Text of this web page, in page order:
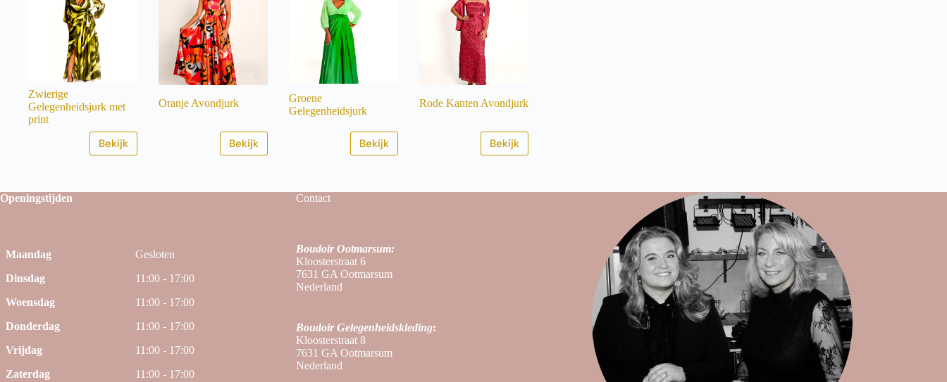
Zwierige
Gelegenheidsjurk met
print
Bekijk
Oranje Avondjurk
Bekijk
Groene
Gelegenheidsjurk
Bekijk
Rode Kanten Avondjurk
Bekijk
Openingstijden
Maandag
Gesloten
Dinsdag
11:00 - 17:00
Woensdag
11:00 - 17:00
Donderdag
11:00 - 17:00
Vrijdag
11:00 - 17:00
Zaterdag
11:00 - 17:00
Contact
Boudoir Ootmarsum:
Kloosterstraat 6
7631 GA Ootmarsum
Nederland
Boudoir Gelegenheidskleding:
Kloosterstraat 8
7631 GA Ootmarsum
Nederland